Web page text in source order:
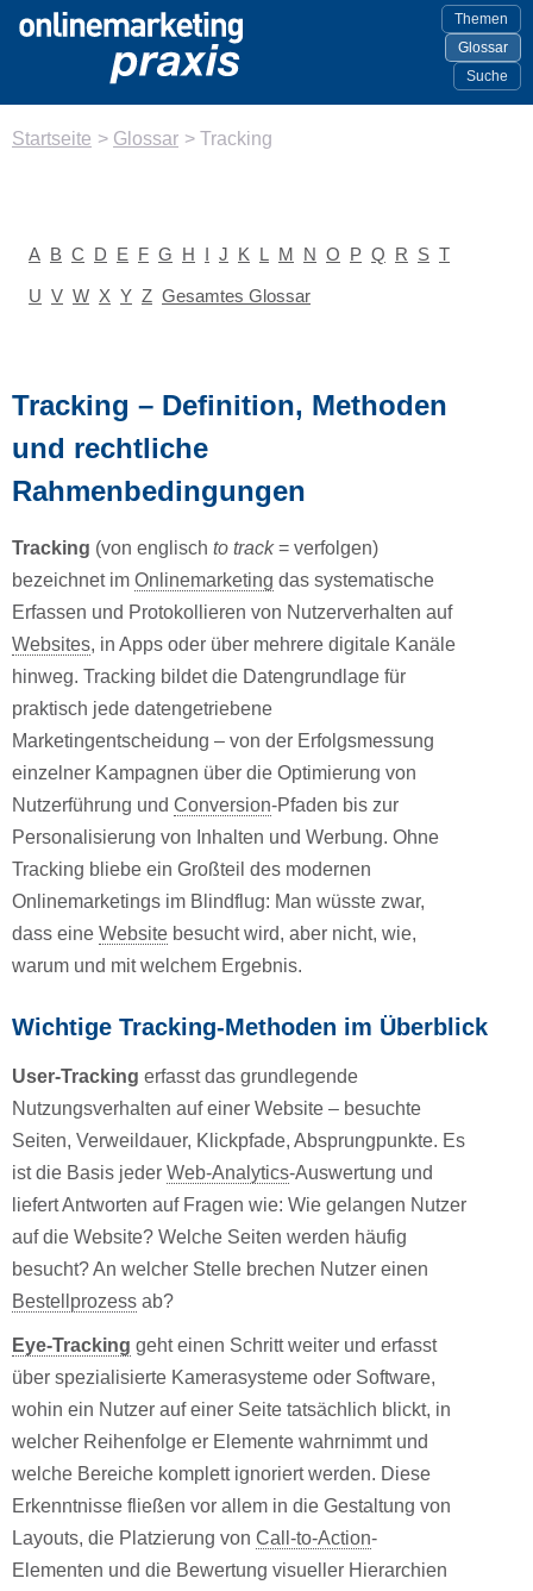
Themen
Glossar
Suche
Startseite > Glossar > Tracking
A B C D E F G H I J K L M N O P Q R S T
U V W X Y Z Gesamtes Glossar
Tracking – Definition, Methoden
und rechtliche
Rahmenbedingungen
Tracking (von englisch to track= verfolgen)
bezeichnet im Onlinemarketing das systematische
Erfassen und Protokollieren von Nutzerverhalten auf
Websites, in Apps oder über mehrere digitale Kanäle
hinweg. Tracking bildet die Datengrundlage für
praktisch jede datengetriebene
Marketingentscheidung – von der Erfolgsmessung
einzelner Kampagnen über die Optimierung von
Nutzerführung und Conversion-Pfaden bis zur
Personalisierung von Inhalten und Werbung. Ohne
Tracking bliebe ein Großteil des modernen
Onlinemarketings im Blindflug: Man wüsste zwar,
dass eine Website besucht wird, aber nicht, wie,
warum und mit welchem Ergebnis.
Wichtige Tracking-Methoden im Überblick
User-Tracking erfasst das grundlegende
Nutzungsverhalten auf einer Website – besuchte
Seiten, Verweildauer, Klickpfade, Absprungpunkte. Es
ist die Basis jeder Web-Analytics-Auswertung und
liefert Antworten auf Fragen wie: Wie gelangen Nutzer
auf die Website? Welche Seiten werden häufig
besucht? An welcher Stelle brechen Nutzer einen
Bestellprozess ab?
Eye-Tracking geht einen Schritt weiter und erfasst
über spezialisierte Kamerasysteme oder Software,
wohin ein Nutzer auf einer Seite tatsächlich blickt, in
welcher Reihenfolge er Elemente wahrnimmt und
welche Bereiche komplett ignoriert werden. Diese
Erkenntnisse fließen vor allem in die Gestaltung von
Layouts, die Platzierung von Call-to-Action-
Elementen und die Bewertung visueller Hierarchien